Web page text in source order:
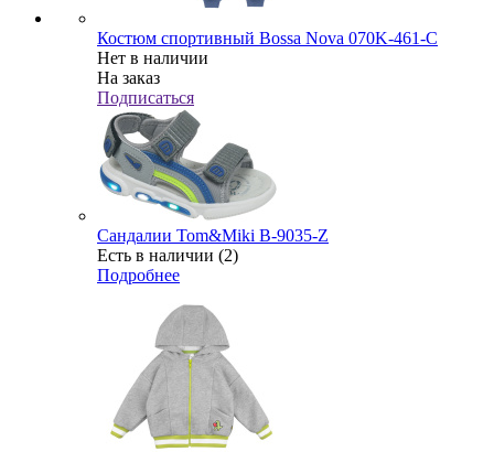
Костюм спортивный Bossa Nova 070K-461-С
Нет в наличии
На заказ
Подписаться
Сандалии Tom&Miki В-9035-Z
Есть в наличии (2)
Подробнее